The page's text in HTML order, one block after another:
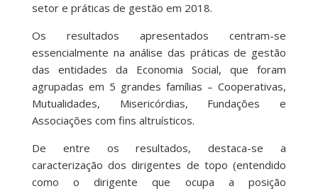
setor e práticas de gestão em 2018.
Os resultados apresentados centram-se
essencialmente na análise das práticas de gestão
das entidades da Economia Social, que foram
agrupadas em 5 grandes famílias – Cooperativas,
Mutualidades, Misericórdias, Fundações e
Associações com fins altruísticos.
De entre os resultados, destaca-se a
caracterização dos dirigentes de topo (entendido
como o dirigente que ocupa a posição